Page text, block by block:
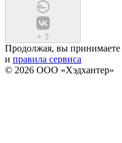
+ 3
Продолжая, вы принимаете
и правила сервиса
© 2026 ООО «Хэдхантер»